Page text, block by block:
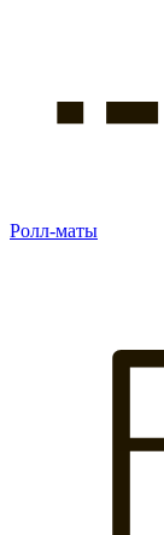
Ролл-маты